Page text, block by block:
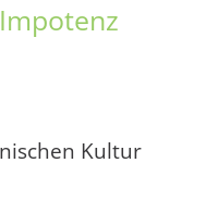
Kultur